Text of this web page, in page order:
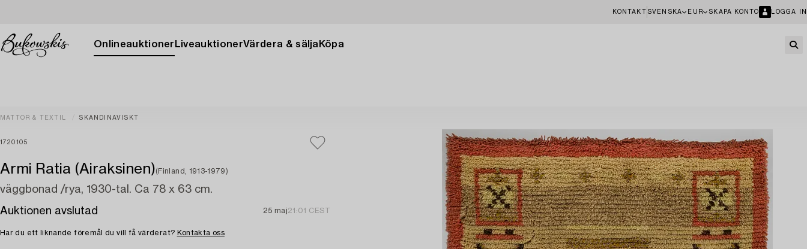
KONTAKT SVENSKA EUR SKAPA KONTO LOGGA IN
Onlineauktioner LiveauktionerVärdera & sälja Köpa
MATTOR & TEXTIL SKANDINAVISKT
1720105
Armi Ratia (Airaksinen)(Finland, 1913-1979)
väggbonad /rya, 1930-tal. Ca 78 x 63 cm.
Auktionen avslutad
25 maj21:01 CEST
Har du ett liknande föremål du vill få värderat? Kontakta oss